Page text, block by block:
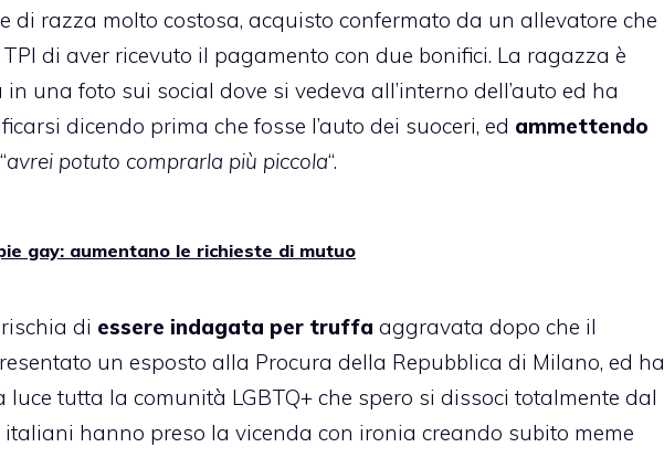
di razza molto costosa, acquisto confermato da un allevatore che
di aver ricevuto il pagamento con due bonifici. La ragazza è
una foto sui social dove si vedeva all’interno dell’auto ed ha
dicendo prima che fosse l’auto dei suoceri, ed ammettendo
“avrei potuto comprarla più piccola“.
gay: aumentano le richieste di mutuo
di essere indagata per truffa aggravata dopo che il
un esposto alla Procura della Repubblica di Milano, ed ha
luce tutta la comunità LGBTQ+ che spero si dissoci totalmente dal
italiani hanno preso la vicenda con ironia creando subito meme